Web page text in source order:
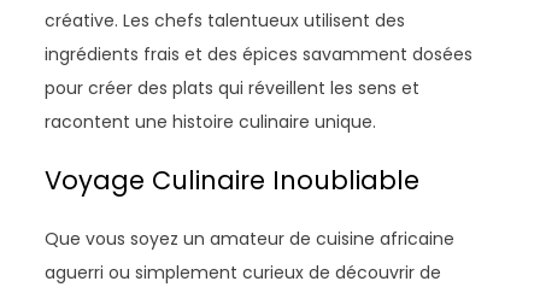
créative. Les chefs talentueux utilisent des
ingrédients frais et des épices savamment dosées
pour créer des plats qui réveillent les sens et
racontent une histoire culinaire unique.
Voyage Culinaire Inoubliable
Que vous soyez un amateur de cuisine africaine
aguerri ou simplement curieux de découvrir de